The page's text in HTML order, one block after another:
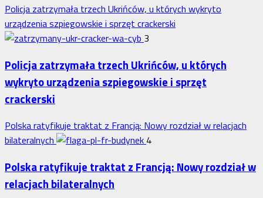
Policja zatrzymała trzech Ukrińców, u których wykryto
urządzenia szpiegowskie i sprzęt crackerski
3
Policja zatrzymała trzech Ukrińców, u których
wykryto urządzenia szpiegowskie i sprzęt
crackerski
Polska ratyfikuje traktat z Francją: Nowy rozdział w relacjach
bilateralnych
4
Polska ratyfikuje traktat z Francją: Nowy rozdział w
relacjach bilateralnych